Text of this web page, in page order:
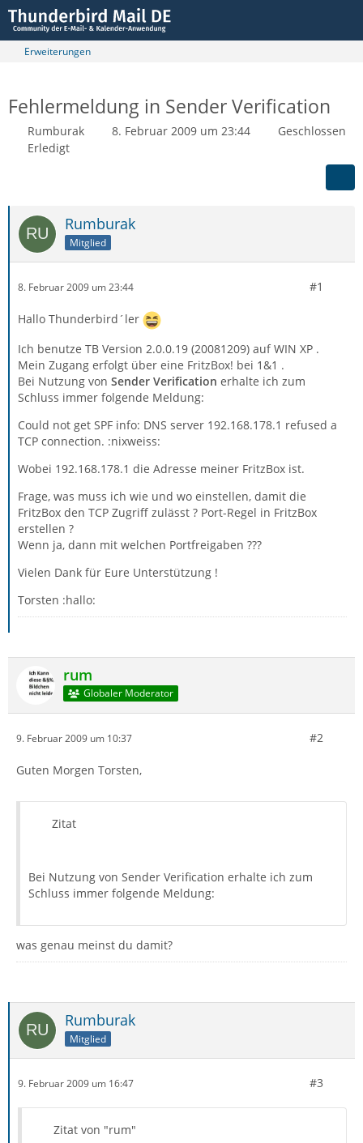
Erweiterungen
Fehlermeldung in Sender Verification
Rumburak 8. Februar 2009 um 23:44
Geschlossen
Erledigt
Rumburak
Mitglied
8. Februar 2009 um 23:44 #1
Hallo Thunderbird´ler
Ich benutze TB Version 2.0.0.19 (20081209) auf WIN XP .
Mein Zugang erfolgt über eine FritzBox! bei 1&1 .
Bei Nutzung von Sender Verification erhalte ich zum
Schluss immer folgende Meldung:
Could not get SPF info: DNS server 192.168.178.1 refused a
TCP connection. :nixweiss:
Wobei 192.168.178.1 die Adresse meiner FritzBox ist.
Frage, was muss ich wie und wo einstellen, damit die
FritzBox den TCP Zugriff zulässt ? Port-Regel in FritzBox
erstellen ?
Wenn ja, dann mit welchen Portfreigaben ???
Vielen Dank für Eure Unterstützung !
Torsten :hallo:
rum
Globaler Moderator
9. Februar 2009 um 10:37 #2
Guten Morgen Torsten,
Zitat
Bei Nutzung von Sender Verification erhalte ich zum
Schluss immer folgende Meldung:
was genau meinst du damit?
Rumburak
Mitglied
9. Februar 2009 um 16:47 #3
Zitat von "rum"